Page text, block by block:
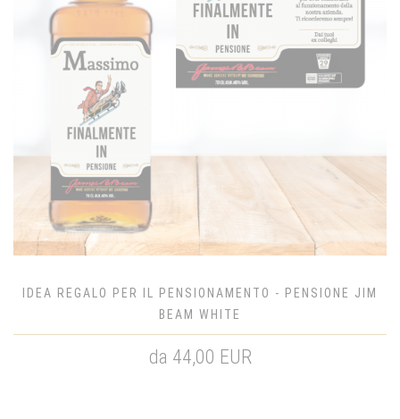
IDEA REGALO PER IL PENSIONAMENTO - PENSIONE JIM
BEAM WHITE
da 44,00 EUR